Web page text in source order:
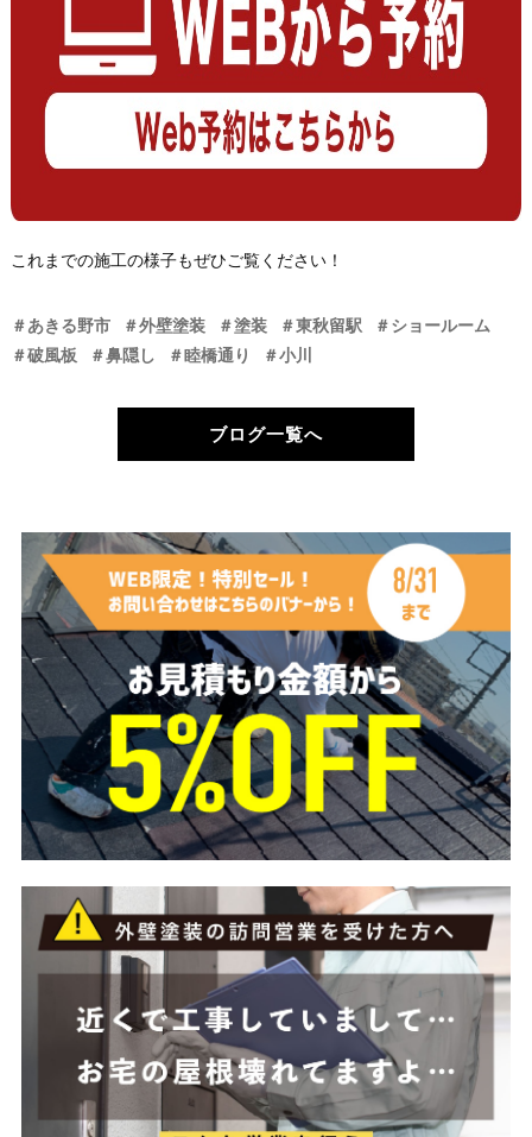
これまでの施工の様子もぜひご覧ください！
＃あきる野市 ＃外壁塗装 ＃塗装 ＃東秋留駅
＃ショールーム
＃破風板
＃鼻隠し ＃睦橋通り ＃小川
ブログ一覧へ